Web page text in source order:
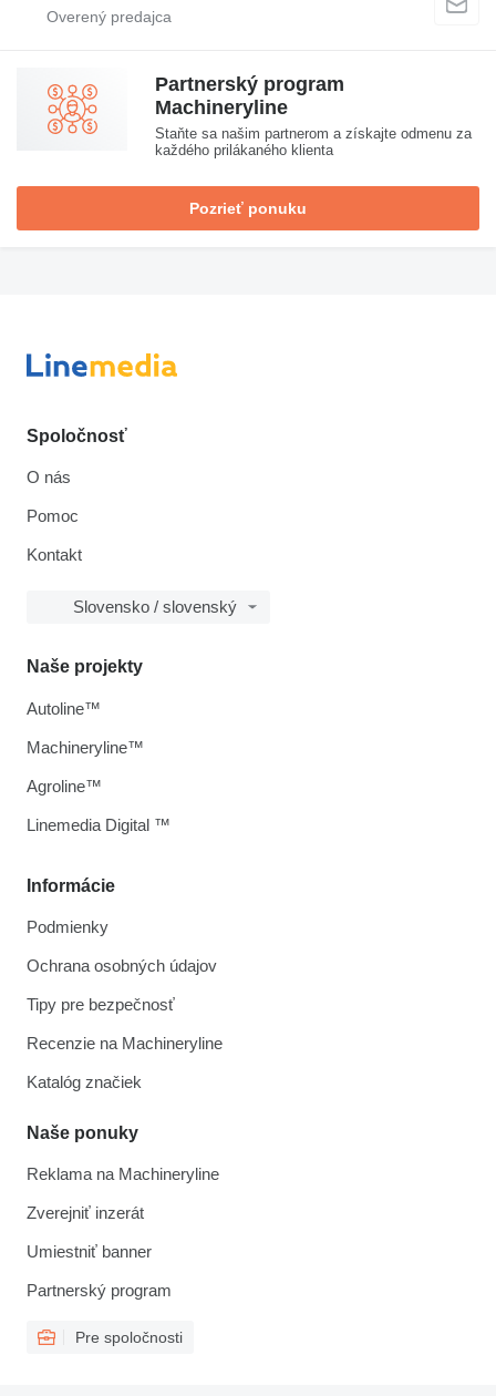
Partnerský program
Machineryline
Staňte sa našim partnerom a získajte odmenu za
každého prilákaného klienta
Pozrieť ponuku
Spoločnosť
O nás
Pomoc
Kontakt
Slovensko / slovenský
Informácie
Podmienky
Ochrana osobných údajov
Tipy pre bezpečnosť
Recenzie na Machineryline
Katalóg značiek
Naše ponuky
Reklama na Machineryline
Zverejniť inzerát
Umiestniť banner
Partnerský program
Pre spoločnosti
Naše projekty
Autoline™
Machineryline™
Agroline™
Linemedia Digital ™